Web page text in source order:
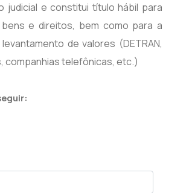
judicial e constitui título hábil para
e direitos, bem como para a
de valores (DETRAN,
companhias telefônicas, etc.)